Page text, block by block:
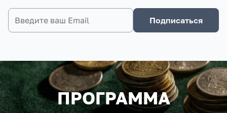
Подписаться
ПРОГРАММА